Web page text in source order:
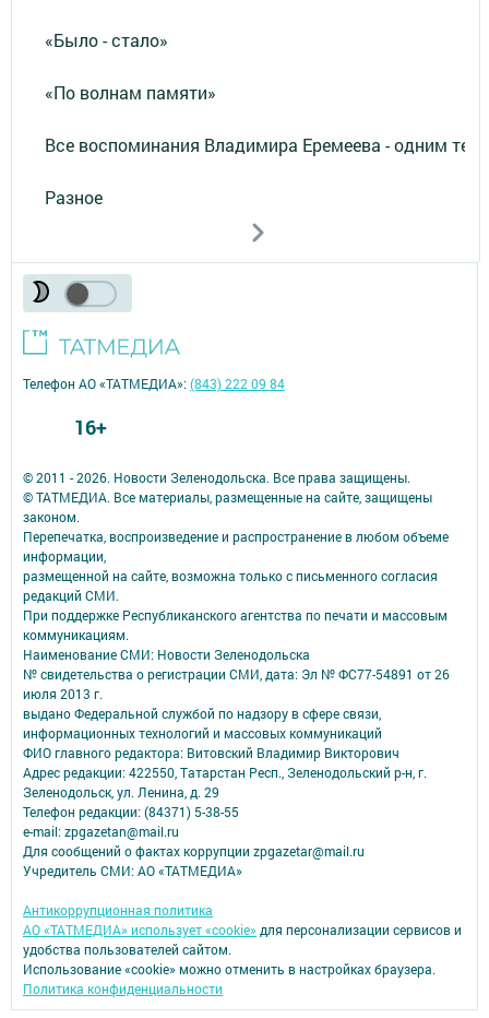
«Было - стало»
«По волнам памяти»
Все воспоминания Владимира Еремеева - одним
Разное
© 2011 - 2026. Новости Зеленодольска. Все права защищены.
© ТАТМЕДИА. Все материалы, размещенные на сайте, защищены
законом.
Перепечатка, воспроизведение и распространение в любом объеме
информации,
размещенной на сайте, возможна только с письменного согласия
редакций СМИ.
При поддержке Республиканского агентства по печати и массовым
коммуникациям.
Наименование СМИ: Новости Зеленодольска
№ свидетельства о регистрации СМИ, дата: Эл № ФС77-54891 от 26
июля 2013 г.
выдано Федеральной службой по надзору в сфере связи,
информационных технологий и массовых коммуникаций
ФИО главного редактора: Витовский Владимир Викторович
Адрес редакции: 422550, Татарстан Респ., Зеленодольский р-н, г.
Зеленодольск, ул. Ленина, д. 29
Телефон редакции: (84371) 5-38-55
e-mail: zpgazetan@mail.ru
Для сообщений о фактах коррупции zpgazetar@mail.ru
Учредитель СМИ: АО «ТАТМЕДИА»
Антикоррупционная политика
АО «ТАТМЕДИА» использует «cookie» для персонализации сервисов и
удобства пользователей сайтом.
Использование «cookie» можно отменить в настройках браузера.
Политика конфиденциальности
Телефон АО «ТАТМЕДИА»:(843) 222 09 84
16+